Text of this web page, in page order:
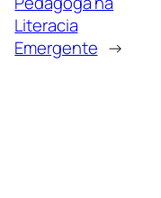
Literacia
Emergente →